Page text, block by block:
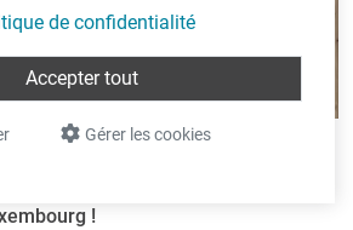
de confidentialité
Gérer les cookies
Accepter tout
!